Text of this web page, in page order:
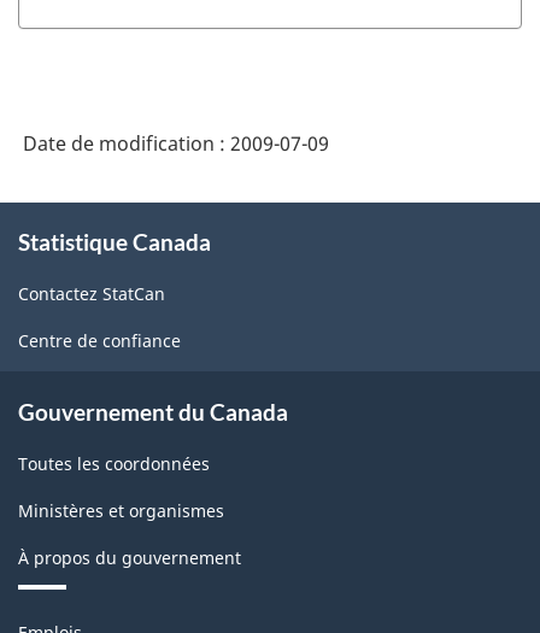
Date de modification : 2009-07-09
propos
ce
site
Statistique Canada
Contactez StatCan
Centre de confiance
Gouvernement du Canada
Toutes les coordonnées
Ministères et organismes
À propos du gouvernement
Thèmes